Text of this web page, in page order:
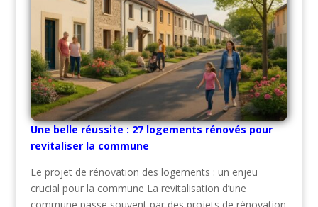
Une belle réussite : 27 logements rénovés pour
revitaliser la commune
Le projet de rénovation des logements : un enjeu
crucial pour la commune La revitalisation d’une